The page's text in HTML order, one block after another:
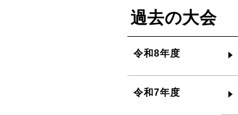
過去の大会
令和8年度
令和7年度